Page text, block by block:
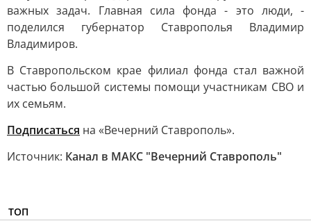
важных задач. Главная сила фонда - это люди, -
поделился губернатор Ставрополья Владимир
Владимиров.
В Ставропольском крае филиал фонда стал важной
частью большой системы помощи участникам СВО и
их семьям.
Подписаться на «Вечерний Ставрополь».
Источник: Канал в МАКС "Вечерний Ставрополь"
ТОП